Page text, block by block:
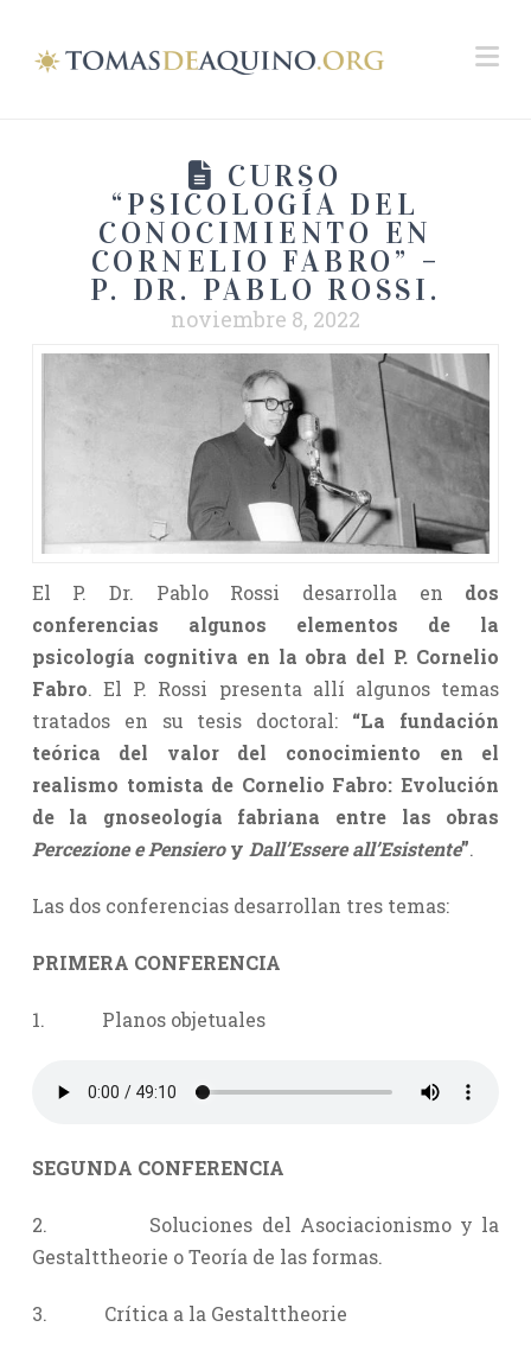
CURSO
“PSICOLOGÍA DEL
CONOCIMIENTO EN
CORNELIO FABRO” –
P. DR. PABLO ROSSI.
noviembre 8, 2022
El P. Dr. Pablo Rossi desarrolla en dos
conferencias algunos elementos de la
psicología cognitiva en la obra del P. Cornelio
Fabro. El P. Rossi presenta allí algunos temas
tratados en su tesis doctoral: “La fundación
teórica del valor del conocimiento en el
realismo tomista de Cornelio Fabro: Evolución
de la gnoseología fabriana entre las obras
Percezione e Pensieroy Dall’Essere all’Esistente”.
Las dos conferencias desarrollan tres temas:
PRIMERA CONFERENCIA
1. Planos objetuales
SEGUNDA CONFERENCIA
2. Soluciones del Asociacionismo y la
Gestalttheorie o Teoría de las formas.
3. Crítica a la Gestalttheorie